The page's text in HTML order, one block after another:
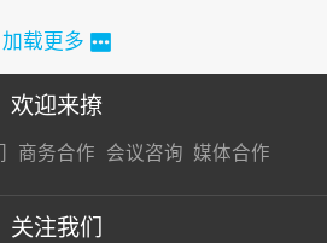
加载更多
欢迎来撩
商务合作
接开聊
会议咨询 媒体合作
接开聊
关注我们